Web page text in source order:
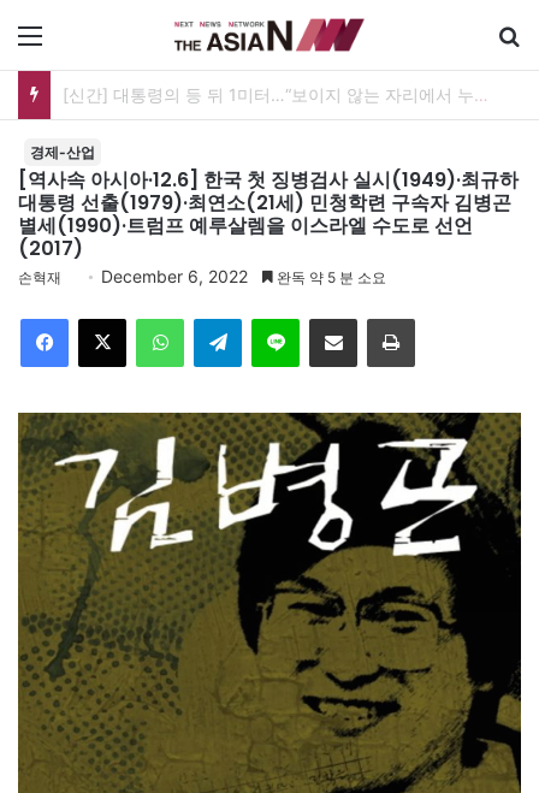
[신간] 대통령의 등 뒤 1미터…“보이지 않는 자리에서 누구를 지킨다는 것”
경제-산업
[역사속 아시아·12.6] 한국 첫 징병검사 실시(1949)·최규하
대통령 선출(1979)·최연소(21세) 민청학련 구속자 김병곤
별세(1990)·트럼프 예루살렘을 이스라엘 수도로 선언
(2017)
손혁재 December 6, 2022 완독 약 5 분 소요
Telegram 이메일